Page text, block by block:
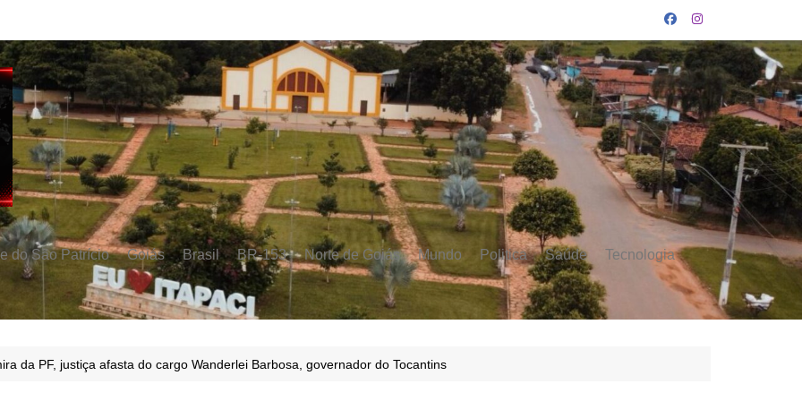
do São Patrício Goiás Brasil BR-153 Norte de Goiás Mundo Politica Saúde Tecnologia
da PF, justiça afasta do cargo Wanderlei Barbosa, governador do Tocantins